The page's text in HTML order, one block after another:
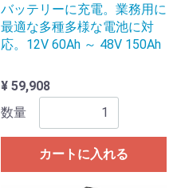
バッテリーに充電。業務用に
最適な多種多様な電池に対
応。12V 60Ah ～ 48V 150Ah
¥ 59,908
数量
カートに入れる